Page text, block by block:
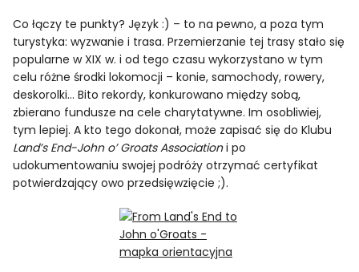
Co łączy te punkty? Język :) – to na pewno, a poza tym
turystyka: wyzwanie i trasa. Przemierzanie tej trasy stało się
popularne w XIX w. i od tego czasu wykorzystano w tym
celu różne środki lokomocji – konie, samochody, rowery,
deskorolki… Bito rekordy, konkurowano między sobą,
zbierano fundusze na cele charytatywne. Im osobliwiej,
tym lepiej. A kto tego dokonał, może zapisać się do Klubu
Land’s End-John o’ Groats Associationi po
udokumentowaniu swojej podróży otrzymać certyfikat
potwierdzający owo przedsięwzięcie ;).